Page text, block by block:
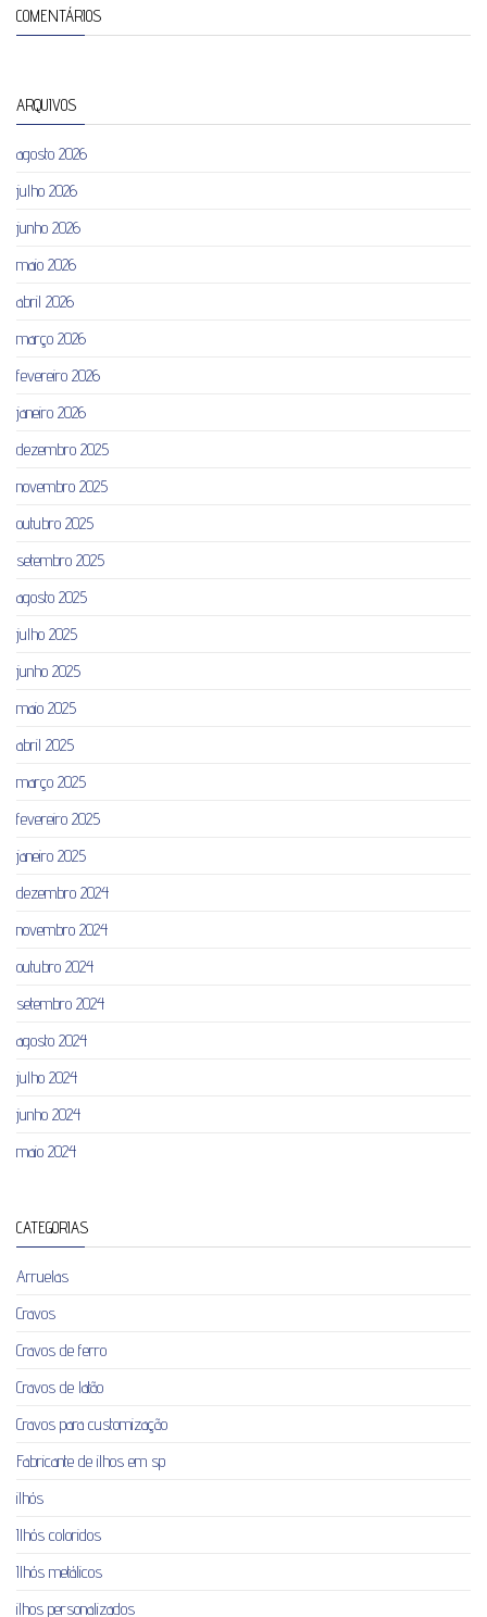
COMENTÁRIOS
ARQUIVOS
agosto 2026
julho 2026
junho 2026
maio 2026
abril 2026
março 2026
fevereiro 2026
janeiro 2026
dezembro 2025
novembro 2025
outubro 2025
setembro 2025
agosto 2025
julho 2025
junho 2025
maio 2025
abril 2025
março 2025
fevereiro 2025
janeiro 2025
dezembro 2024
novembro 2024
outubro 2024
setembro 2024
agosto 2024
julho 2024
junho 2024
maio 2024
CATEGORIAS
Arruelas
Cravos
Cravos de ferro
Cravos de latão
Cravos para customização
Fabricante de ilhos em sp
ilhós
Ilhós coloridos
Ilhós metálicos
ilhos personalizados